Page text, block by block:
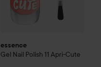
essence
Gel Nail Polish 11 Apri-Cute